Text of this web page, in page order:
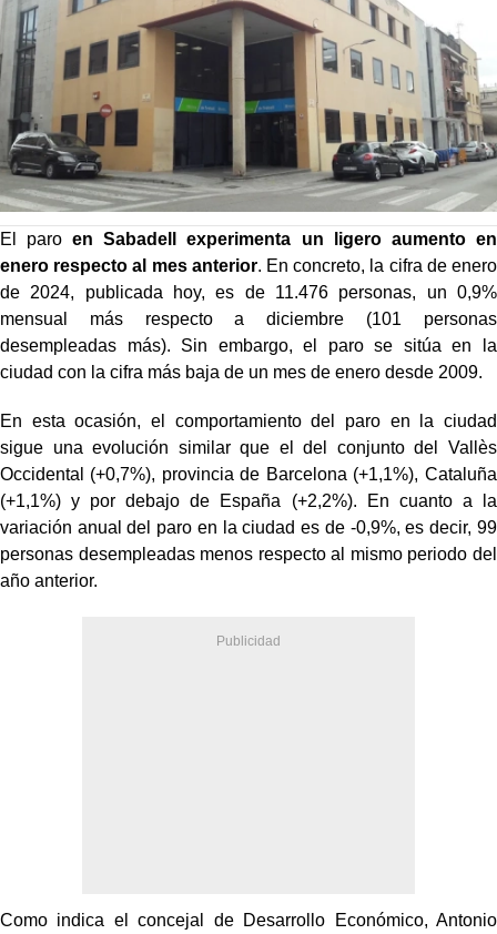
El paroen Sabadell experimenta un ligero aumento en
enero respecto al mes anterior. En concreto, la cifra de enero
de 2024, publicada hoy, es de 11.476 personas, un 0,9%
mensual más respecto a diciembre (101 personas
desempleadas más). Sin embargo, el paro se sitúa en la
ciudad con la cifra más baja de un mes de enero desde 2009.
En esta ocasión, el comportamiento del paro en la ciudad
sigue una evolución similar que el del conjunto del Vallès
Occidental (+0,7%), provincia de Barcelona (+1,1%), Cataluña
(+1,1%) y por debajo de España (+2,2%). En cuanto a la
variación anual del paro en la ciudad es de -0,9%, es decir, 99
personas desempleadas menos respecto al mismo periodo del
año anterior.
Como indica el concejal de Desarrollo Económico, Antonio